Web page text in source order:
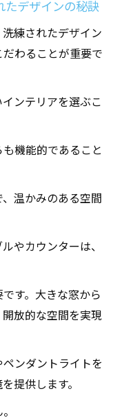
たデザインの秘訣
練されたデザイン
わることが重要で
ンテリアを選ぶこ
機能的であること
温かみのある空間
やカウンターは、
す。大きな窓から
放的な空間を実現
ンダントライトを
提供します。